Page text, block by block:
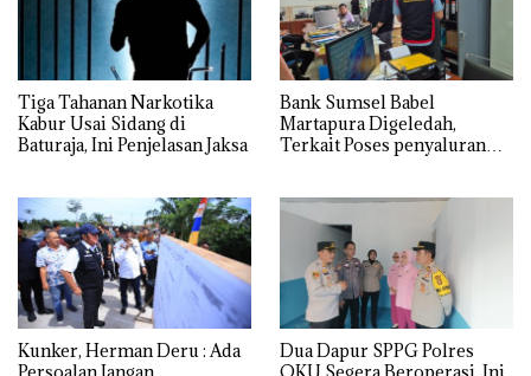
Tiga Tahanan Narkotika
Kabur Usai Sidang di
Baturaja, Ini Penjelasan Jaksa
Bank Sumsel Babel
Martapura Digeledah,
Terkait Poses penyaluran
Kunker, Herman Deru : Ada
Dua Dapur SPPG Polres